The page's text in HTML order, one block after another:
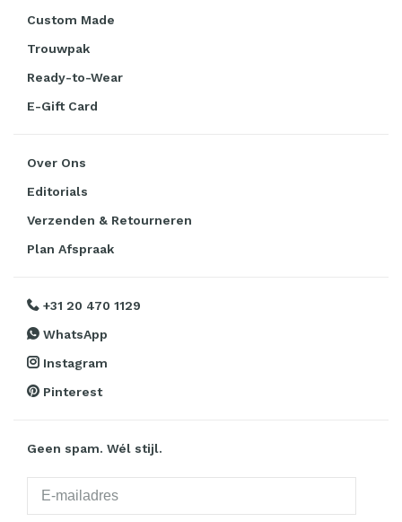
Custom Made
Trouwpak
Ready-to-Wear
E-Gift Card
Over Ons
Editorials
Verzenden & Retourneren
Plan Afspraak
+31 20 470 1129
WhatsApp
Instagram
Pinterest
Geen spam. Wél stijl.